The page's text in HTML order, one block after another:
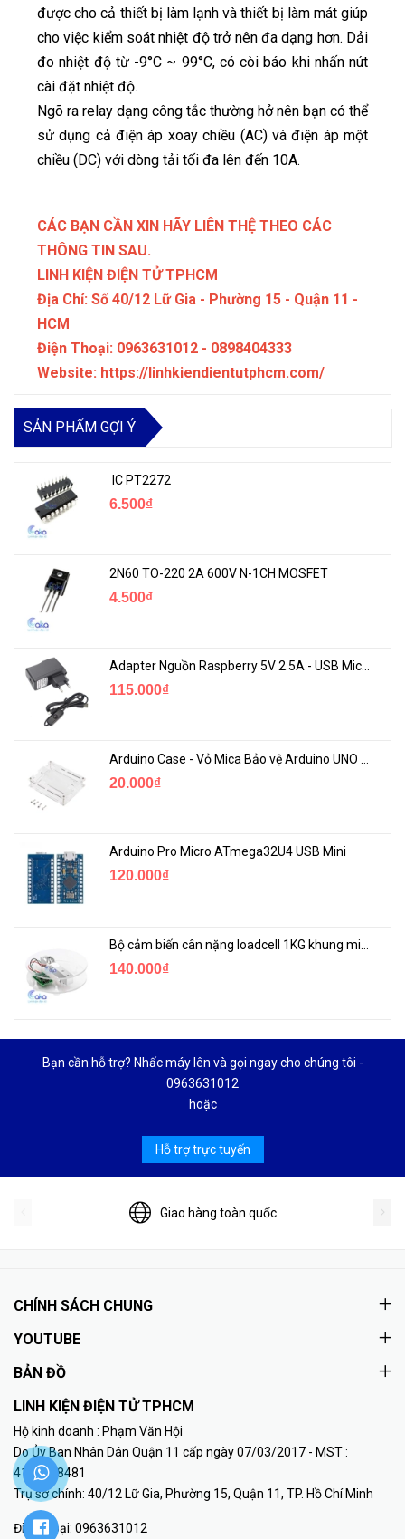
được cho cả thiết bị làm lạnh và thiết bị làm mát giúp
cho việc kiểm soát nhiệt độ trở nên đa dạng hơn. Dải
đo nhiệt độ từ -9°C ~ 99°C, có còi báo khi nhấn nút
cài đặt nhiệt độ.
Ngõ ra relay dạng công tắc thường hở nên bạn có thể
sử dụng cả điện áp xoay chiều (AC) và điện áp một
chiều (DC) với dòng tải tối đa lên đến 10A.
CÁC BẠN CẦN XIN HÃY LIÊN THỆ THEO CÁC
THÔNG TIN SAU.
LINH KIỆN ĐIỆN TỬ TPHCM
Địa Chỉ: Số 40/12 Lữ Gia - Phường 15 - Quận 11 -
HCM
Điện Thoại: 0963631012 - 0898404333
Website: https://linhkiendientutphcm.com/
SẢN PHẨM GỢI Ý
IC PT2272
6.500₫
2N60 TO-220 2A 600V N-1CH MOSFET
4.500₫
115.000₫
20.000₫
Arduino Pro Micro ATmega32U4 USB Mini
120.000₫
140.000₫
Bạn cần hỗ trợ? Nhấc máy lên và gọi ngay cho chúng tôi -
0963631012
hoặc
Hỗ trợ trực tuyến
Giao hàng toàn quốc
CHÍNH SÁCH CHUNG
YOUTUBE
BẢN ĐỒ
LINH KIỆN ĐIỆN TỬ TPHCM
Hộ kinh doanh : Phạm Văn Hội
Do Ủy Ban Nhân Dân Quận 11 cấp ngày 07/03/2017 - MST :
41K8018481
Trụ sở chính: 40/12 Lữ Gia, Phường 15, Quận 11, TP. Hồ Chí Minh
Điện thoại: 0963631012